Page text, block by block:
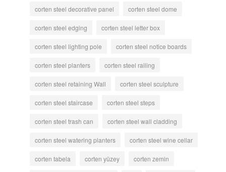
corten steel decorative panel corten steel dome
corten steel edging corten steel letter box
corten steel lighting pole corten steel notice boards
corten steel planters corten steel railing
corten steel retaining Wall corten steel sculpture
corten steel staircase corten steel steps
corten steel trash can corten steel wall cladding
corten steel watering planters corten steel wine cellar
corten tabela corten yüzey corten zemin